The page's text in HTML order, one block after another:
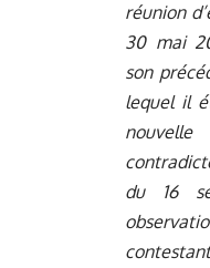
réunion
30 mai
son
lequel il
du 16